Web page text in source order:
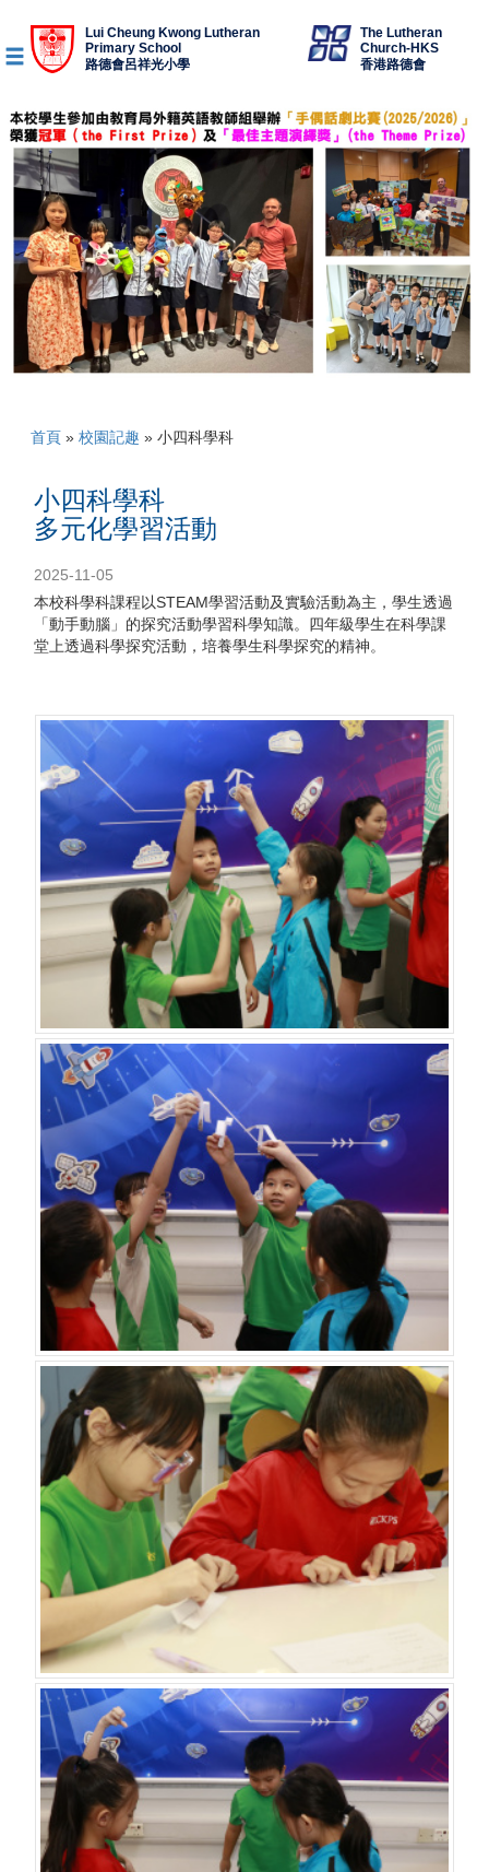
Lui Cheung Kwong Lutheran
Primary School
路德會呂祥光小學
The Lutheran
Church-HKS
香港路德會
首頁» 校園記趣 » 小四科學科
小四科學科
多元化學習活動
2025-11-05
本校科學科課程以STEAM學習活動及實驗活動為主，學生透過
「動手動腦」的探究活動學習科學知識。四年級學生在科學課
堂上透過科學探究活動，培養學生科學探究的精神。